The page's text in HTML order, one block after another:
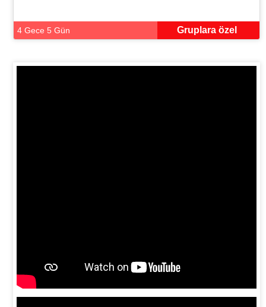
4 Gece 5 Gün Gruplara özel